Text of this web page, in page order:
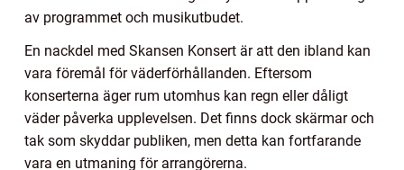
av programmet och musikutbudet.
En nackdel med Skansen Konsert är att den ibland kan
vara föremål för väderförhållanden. Eftersom
konserterna äger rum utomhus kan regn eller dåligt
väder påverka upplevelsen. Det finns dock skärmar och
tak som skyddar publiken, men detta kan fortfarande
vara en utmaning för arrangörerna.